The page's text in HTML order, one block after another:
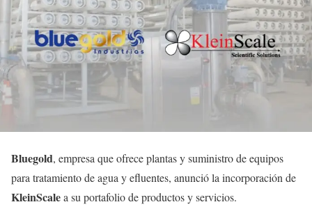
Bluegold, empresa que ofrece plantas y suministro de equipos
para tratamiento de agua y efluentes, anunció la incorporación de
KleinScalea su portafolio de productos y servicios.